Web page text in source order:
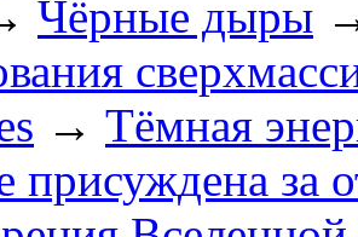
Чёрные дыры
→ Тёмная
присуждена за